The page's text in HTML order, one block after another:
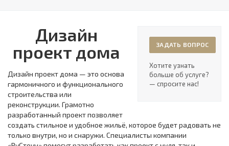
ЗАДАТЬ ВОПРОС
Хотите узнать
больше об услуге?
— спросите нас!
Дизайн
проект дома
Дизайн проект дома — это основа
гармоничного и функционального
строительства или
реконструкции. Грамотно
разработанный проект позволяет
создать стильное и удобное жильё, которое будет радовать не
только внутри, но и снаружи. Специалисты компании